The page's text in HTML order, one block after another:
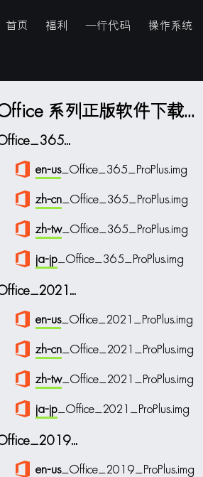
首页 福利 一行代码 操作系统
系列正版软件下载...
en-us_Office_365_ProPlus.img
zh-cn _Office_365_ProPlus.img
zh-tw_Office_365_ProPlus.img
ja-jp _Office_365_ProPlus.img
en-us_Office_2021_ProPlus.img
zh-cn _Office_2021_ProPlus.img
zh-tw_Office_2021_ProPlus.img
ja-jp _Office_2021_ProPlus.img
en-us_Office_2019_ProPlus.img